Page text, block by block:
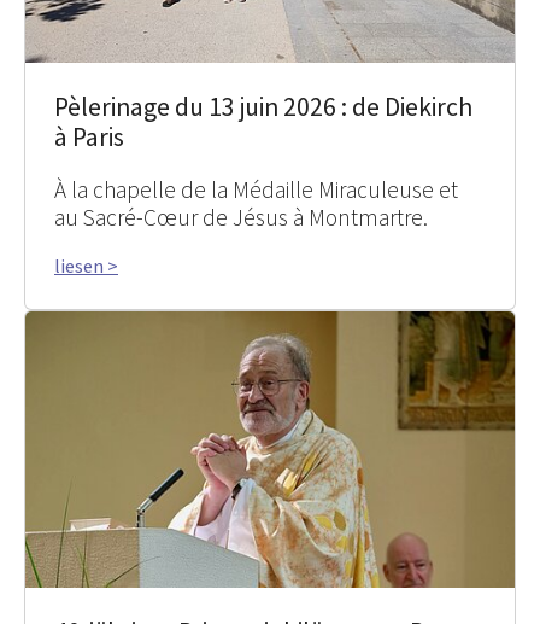
Pèlerinage du 13 juin 2026 : de Diekirch
à Paris
À la chapelle de la Médaille Miraculeuse et
au Sacré-Cœur de Jésus à Montmartre.
liesen >